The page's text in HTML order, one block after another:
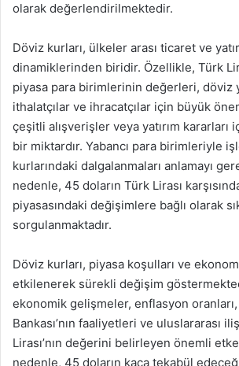
olarak değerlendirilmektedir.
Döviz kurları, ülkeler arası ticaret ve
dinamiklerinden biridir. Özellikle, Türk
piyasa para birimlerinin değerleri, döviz
ithalatçılar ve ihracatçılar için büyük
çeşitli alışverişler veya yatırım kararları
bir miktardır. Yabancı para birimleriyle
kurlarındaki dalgalanmaları anlamayı
nedenle, 45 doların Türk Lirası
piyasasındaki değişimlere bağlı olarak
sorgulanmaktadır.
Döviz kurları, piyasa koşulları ve
etkilenerek sürekli değişim
ekonomik gelişmeler, enflasyon
Bankası’nın faaliyetleri ve uluslararası
Lirası’nın değerini belirleyen önemli
nedenle, 45 doların kaça tekabül